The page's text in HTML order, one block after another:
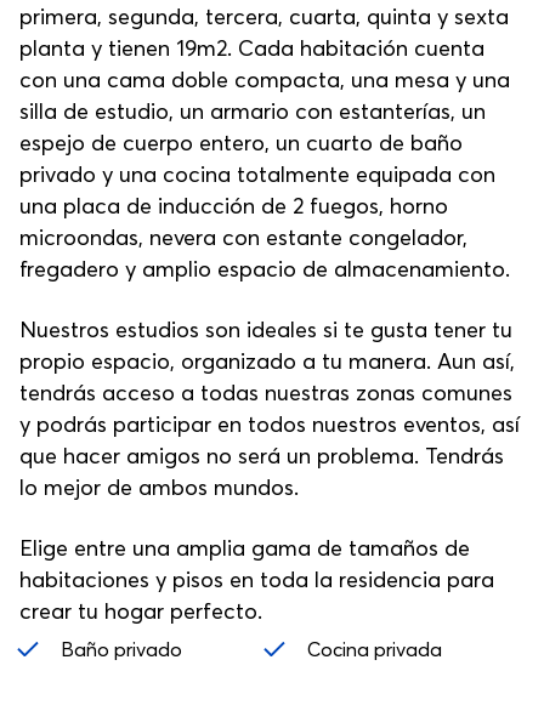
primera, segunda, tercera, cuarta, quinta y sexta
planta y tienen 19m2. Cada habitación cuenta
con una cama doble compacta, una mesa y una
silla de estudio, un armario con estanterías, un
espejo de cuerpo entero, un cuarto de baño
privado y una cocina totalmente equipada con
una placa de inducción de 2 fuegos, horno
microondas, nevera con estante congelador,
fregadero y amplio espacio de almacenamiento.
Nuestros estudios son ideales si te gusta tener tu
propio espacio, organizado a tu manera. Aun así,
tendrás acceso a todas nuestras zonas comunes
y podrás participar en todos nuestros eventos, así
que hacer amigos no será un problema. Tendrás
lo mejor de ambos mundos.
Elige entre una amplia gama de tamaños de
habitaciones y pisos en toda la residencia para
crear tu hogar perfecto.
Baño privado Cocina privada